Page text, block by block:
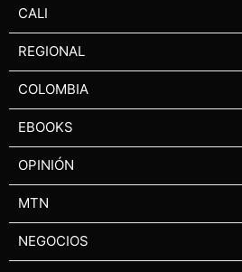
CALI
REGIONAL
COLOMBIA
EBOOKS
OPINIÓN
MTN
NEGOCIOS